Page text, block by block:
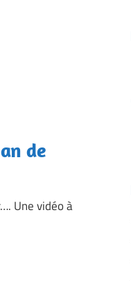
de
Une vidéo à